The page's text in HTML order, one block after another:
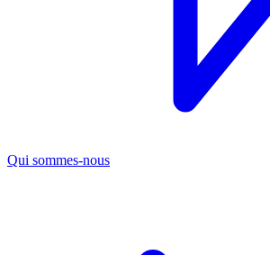
Qui sommes-nous